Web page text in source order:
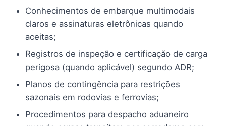
Conhecimentos de embarque multimodais
claros e assinaturas eletrônicas quando
aceitas;
Registros de inspeção e certificação de carga
perigosa (quando aplicável) segundo ADR;
Planos de contingência para restrições
sazonais em rodovias e ferrovias;
Procedimentos para despacho aduaneiro